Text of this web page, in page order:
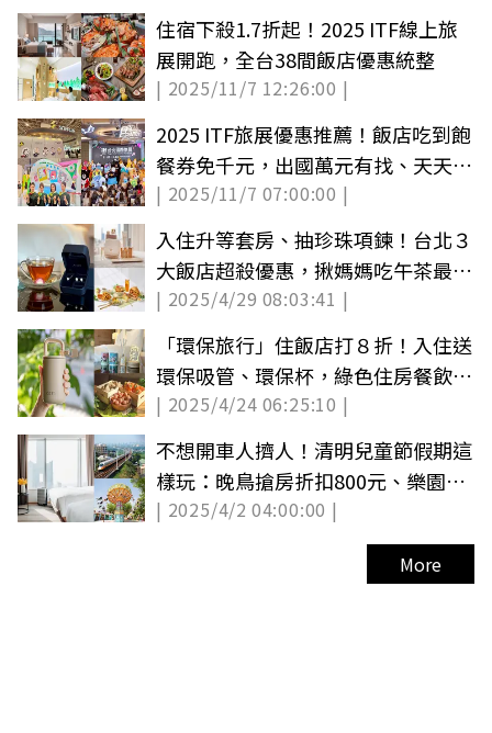
住宿下殺1.7折起！2025 ITF線上旅
展開跑，全台38間飯店優惠統整
| 2025/11/7 12:26:00 |
2025 ITF旅展優惠推薦！飯店吃到飽
餐券免千元，出國萬元有找、天天抽
機票
| 2025/11/7 07:00:00 |
入住升等套房、抽珍珠項鍊！台北３
大飯店超殺優惠，揪媽媽吃午茶最低
７折
| 2025/4/29 08:03:41 |
「環保旅行」住飯店打８折！入住送
環保吸管、環保杯，綠色住房餐飲倡
導永續
| 2025/4/24 06:25:10 |
不想開車人擠人！清明兒童節假期這
樣玩：晚鳥搶房折扣800元、樂園下
殺85折
| 2025/4/2 04:00:00 |
More